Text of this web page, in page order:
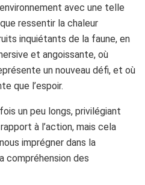
avec une telle
ressentir la chaleur
inquiétants de la faune, en
et angoissante, où
un nouveau défi, et où
que l’espoir.
un peu longs, privilégiant
à l’action, mais cela
imprégner dans la
compréhension des